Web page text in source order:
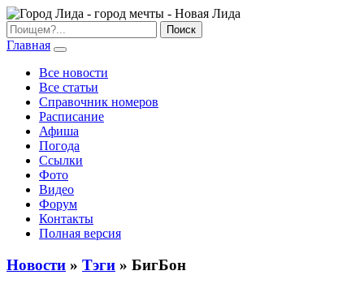
Главная
Все новости
Все статьи
Справочник номеров
Расписание
Афиша
Погода
Ссылки
Фото
Видео
Форум
Контакты
Полная версия
Новости » Тэги » БигБон